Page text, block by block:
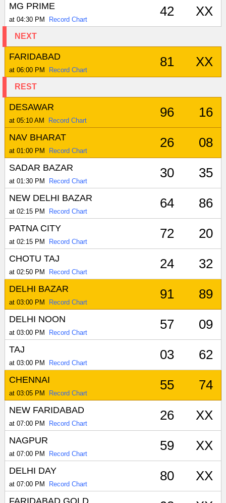
MG PRIME
at 04:30 PM Record Chart
42 XX
NEXT
FARIDABAD
at 06:00 PM Record Chart
81 XX
REST
DESAWAR
at 05:10 AM Record Chart
96 16
NAV BHARAT
at 01:00 PM Record Chart
26 08
SADAR BAZAR
at 01:30 PM Record Chart
30 35
NEW DELHI BAZAR
at 02:15 PM Record Chart
64 86
PATNA CITY
at 02:15 PM Record Chart
72 20
CHOTU TAJ
at 02:50 PM Record Chart
24 32
DELHI BAZAR
at 03:00 PM Record Chart
91 89
DELHI NOON
at 03:00 PM Record Chart
57 09
TAJ
at 03:00 PM Record Chart
03 62
CHENNAI
at 03:05 PM Record Chart
55 74
NEW FARIDABAD
at 07:00 PM Record Chart
26 XX
NAGPUR
at 07:00 PM Record Chart
59 XX
DELHI DAY
at 07:00 PM Record Chart
80 XX
FARIDABAD GOLD